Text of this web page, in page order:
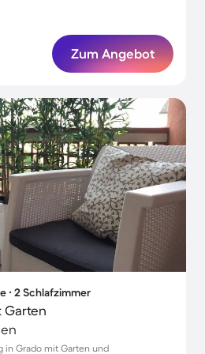
Zum Angebot
∙ 2 Schlafzimmer
Garten
in Grado mit Garten und